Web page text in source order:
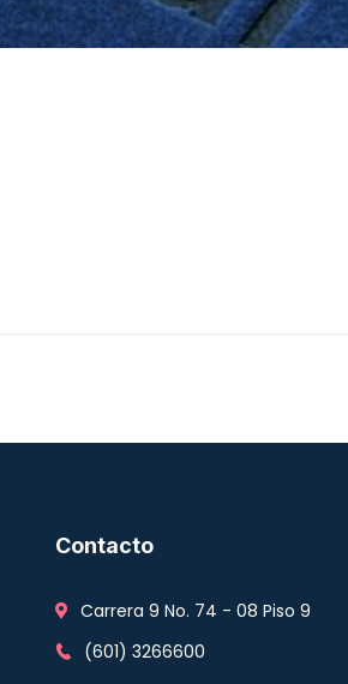
Contacto
Carrera 9 No. 74 - 08 Piso 9
(601) 3266600